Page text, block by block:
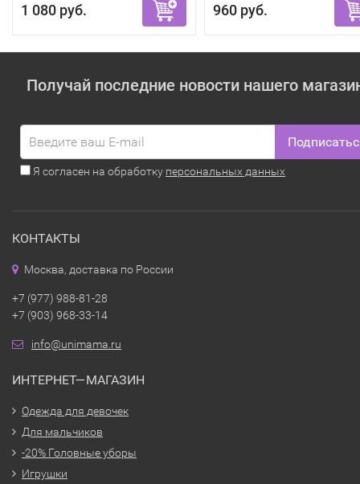
1 080 руб. 960 руб.
Получай последние новости нашего
Я согласен на обработку персональных данных
КОНТАКТЫ
Москва, доставка по России
+7 (977) 988-81-28
+7 (903) 968-33-14
info@unimama.ru
ИНТЕРНЕТ—МАГАЗИН
Одежда для девочек
Для мальчиков
-20% Головные уборы
Игрушки